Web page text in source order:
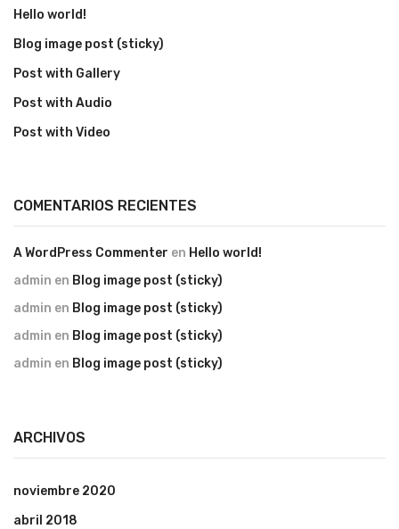
Hello world!
Blog image post (sticky)
Post with Gallery
Post with Audio
Post with Video
COMENTARIOS RECIENTES
A WordPress Commenter en Hello world!
admin en Blog image post (sticky)
admin en Blog image post (sticky)
admin en Blog image post (sticky)
admin en Blog image post (sticky)
ARCHIVOS
noviembre 2020
abril 2018